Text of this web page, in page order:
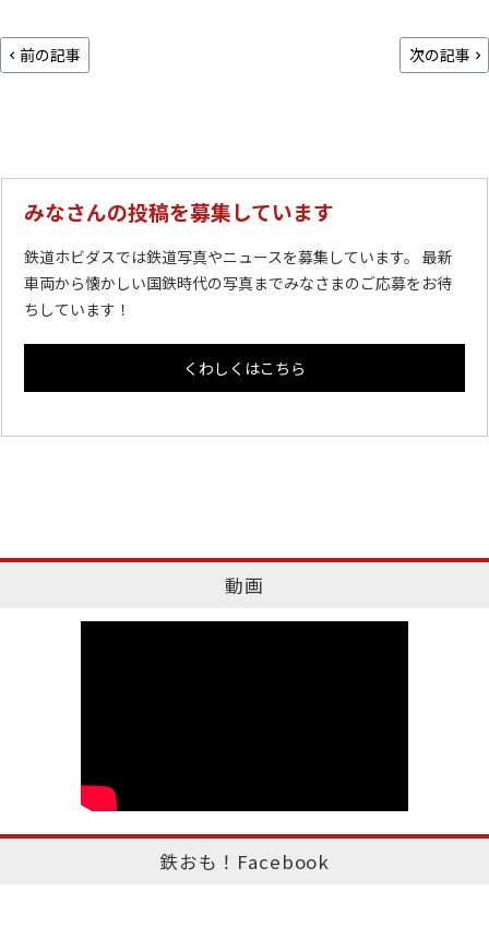
前の記事 次の記事
みなさんの投稿を募集しています
鉄道ホビダスでは鉄道写真やニュースを募集しています。 最新
車両から懐かしい国鉄時代の写真までみなさまのご応募をお待
ちしています！
くわしくはこちら
動画
鉄おも！Facebook